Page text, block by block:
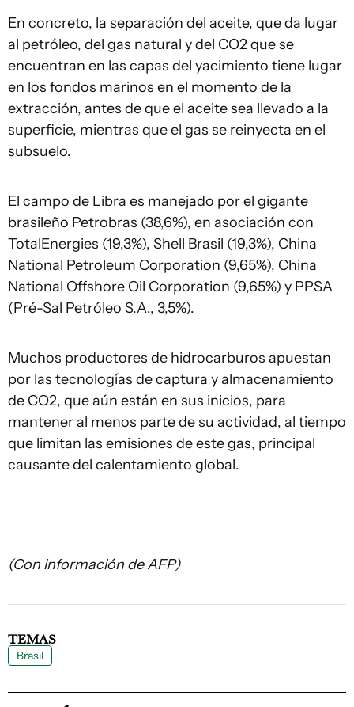
En concreto, la separación del aceite, que da lugar
al petróleo, del gas natural y del CO2 que se
encuentran en las capas del yacimiento tiene lugar
en los fondos marinos en el momento de la
extracción, antes de que el aceite sea llevado a la
superficie, mientras que el gas se reinyecta en el
subsuelo.
El campo de Libra es manejado por el gigante
brasileño Petrobras (38,6%), en asociación con
TotalEnergies (19,3%), Shell Brasil (19,3%), China
National Petroleum Corporation (9,65%), China
National Offshore Oil Corporation (9,65%) y PPSA
(Pré-Sal Petróleo S.A., 3,5%).
Muchos productores de hidrocarburos apuestan
por las tecnologías de captura y almacenamiento
de CO2, que aún están en sus inicios, para
mantener al menos parte de su actividad, al tiempo
que limitan las emisiones de este gas, principal
causante del calentamiento global.
(Con información de AFP)
TEMAS
Brasil